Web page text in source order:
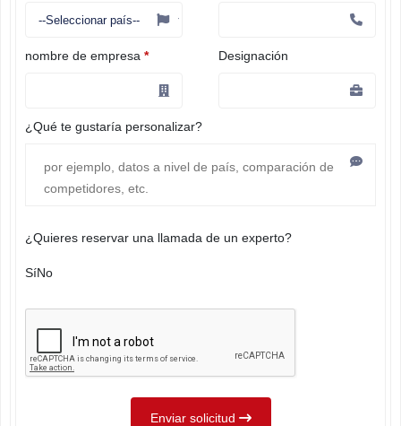
nombre de empresa * Designación
¿Qué te gustaría personalizar?
¿Quieres reservar una llamada de un experto?
SíNo
Enviar solicitud